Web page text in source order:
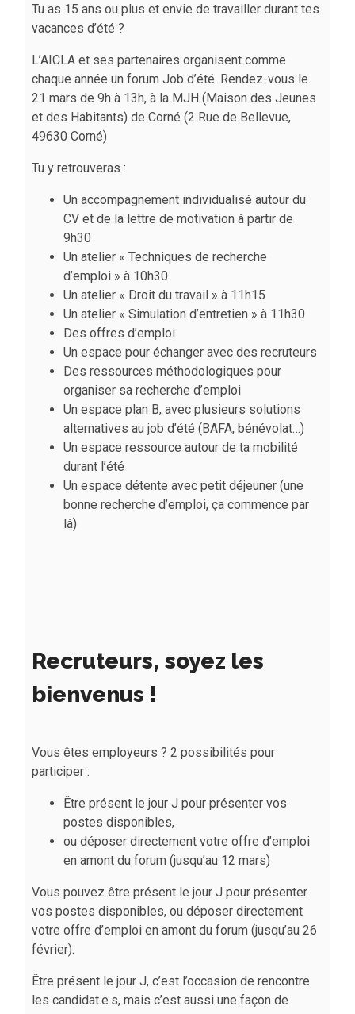
Tu as 15 ans ou plus et envie de travailler durant tes
vacances d’été ?
L’AICLA et ses partenaires organisent comme
chaque année un forum Job d’été. Rendez-vous le
21 mars de 9h à 13h, à la MJH (Maison des Jeunes
et des Habitants) de Corné (2 Rue de Bellevue,
49630 Corné)
Tu y retrouveras :
Un accompagnement individualisé autour du
CV et de la lettre de motivation à partir de
9h30
Un atelier « Techniques de recherche
d’emploi » à 10h30
Un atelier « Droit du travail » à 11h15
Un atelier « Simulation d’entretien » à 11h30
Des offres d’emploi
Un espace pour échanger avec des recruteurs
Des ressources méthodologiques pour
organiser sa recherche d’emploi
Un espace plan B, avec plusieurs solutions
alternatives au job d’été (BAFA, bénévolat…)
Un espace ressource autour de ta mobilité
durant l’été
Un espace détente avec petit déjeuner (une
bonne recherche d’emploi, ça commence par
là)
Recruteurs, soyez les
bienvenus !
Vous êtes employeurs ? 2 possibilités pour
participer :
Être présent le jour J pour présenter vos
postes disponibles,
ou déposer directement votre offre d’emploi
en amont du forum (jusqu’au 12 mars)
Vous pouvez être présent le jour J pour présenter
vos postes disponibles, ou déposer directement
votre offre d’emploi en amont du forum (jusqu’au 26
février).
Être présent le jour J, c’est l’occasion de rencontre
les candidat.e.s, mais c’est aussi une façon de